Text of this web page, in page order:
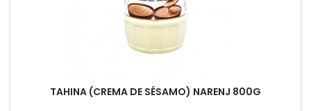
TAHINA (CREMA DE SÉSAMO) NARENJ 800G